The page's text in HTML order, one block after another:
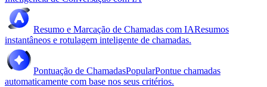
Resumo e Marcação de Chamadas com IAResumos
instantâneos e rotulagem inteligente de chamadas.
Pontuação de ChamadasPopularPontue chamadas
automaticamente com base nos seus critérios.